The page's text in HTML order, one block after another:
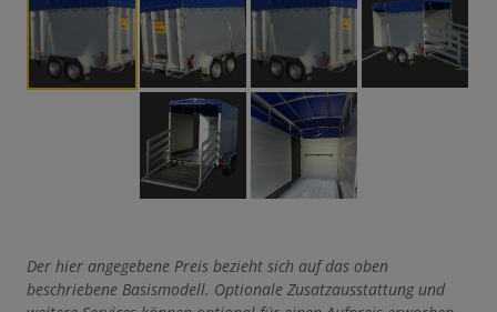
Der hier angegebene Preis bezieht sich auf das oben
beschriebene Basismodell. Optionale Zusatzausstattung und